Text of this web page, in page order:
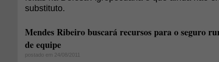
substituto.
Mendes Ribeiro buscará recursos para o seguro
de equipe
postado em 24/08/2011